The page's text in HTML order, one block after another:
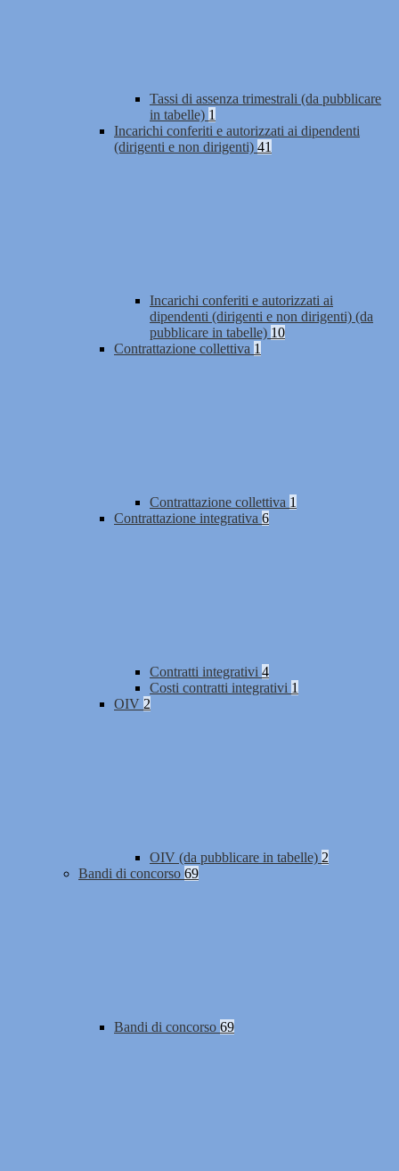
Tassi di assenza trimestrali (da pubblicare
in tabelle) 1
Incarichi conferiti e autorizzati ai dipendenti
(dirigenti e non dirigenti) 41
Incarichi conferiti e autorizzati ai
dipendenti (dirigenti e non dirigenti) (da
pubblicare in tabelle) 10
Contrattazione collettiva 1
Contrattazione collettiva 1
Contrattazione integrativa 6
Contratti integrativi 4
Costi contratti integrativi 1
OIV 2
OIV (da pubblicare in tabelle) 2
Bandi di concorso 69
Bandi di concorso 69